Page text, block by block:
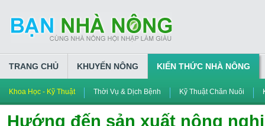
TRANG CHỦ KHUYẾN NÔNG KIẾN THỨC NHÀ NÔNG
Khoa Học - Kỹ Thuật Thời Vụ & Dịch Bệnh Kỹ Thuật Chăn Nuôi
Hướng đến sản xuất nông